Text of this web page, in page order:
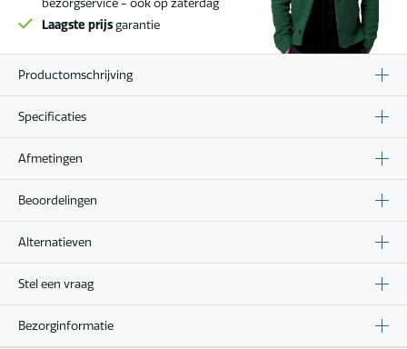
bezorgservice - ook op zaterdag
Laagste prijsgarantie
Productomschrijving
Specificaties
Afmetingen
Beoordelingen
Alternatieven
Stel een vraag
Bezorginformatie